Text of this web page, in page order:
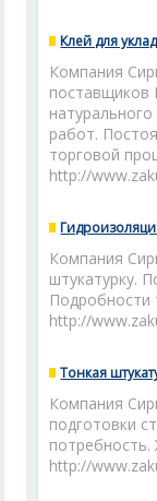
Клей для
Компания
поставщиков
работ.
торговой
http://
Компания
штукатурку.
Подробности
http://
Тонкая
Компания
подготовки
http://